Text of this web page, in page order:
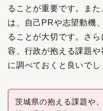
ることが重要です。ま
は、自己PRや志望動機
ることが大切です。さ
容、行政が抱える課題
に調べておくと良いでし
茨城県の抱える課題や